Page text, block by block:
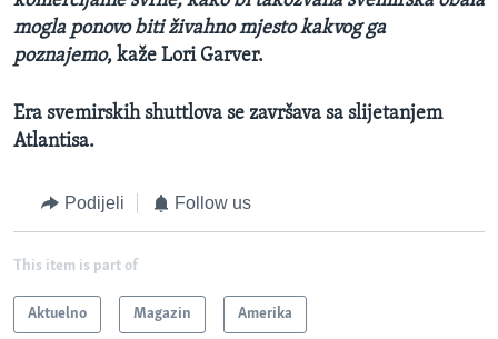
mogla ponovo biti živahno mjesto kakvog ga
poznajemo, kaže Lori Garver.
Era svemirskih shuttlova se završava sa slijetanjem
Atlantisa.
Podijeli Follow us
This item is part of
Aktuelno Magazin Amerika